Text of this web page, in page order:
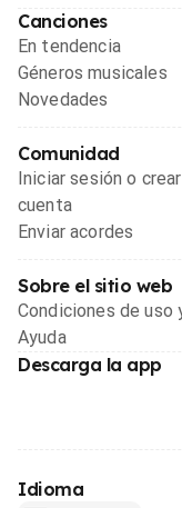
Canciones
En tendencia
Géneros musicales
Novedades
Comunidad
Iniciar sesión o
cuenta
Enviar acordes
Sobre el sitio web
Condiciones de uso
Ayuda
Descarga la app
Idioma